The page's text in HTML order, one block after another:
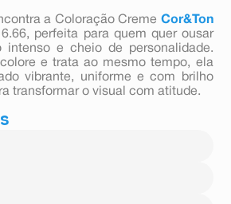
a Coloração Creme Cor&Ton
perfeita para quem quer ousar
intenso e cheio de personalidade.
e trata ao mesmo tempo, ela
vibrante, uniforme e com brilho
transformar o visual com atitude.